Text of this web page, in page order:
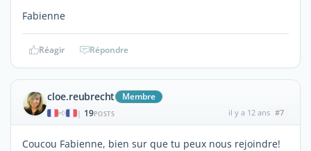
Fabienne
Réagir Répondre
cloe.reubrecht Membre
| 19POSTS il y a 12 ans #7
Coucou Fabienne, bien sur que tu peux nous rejoindre!